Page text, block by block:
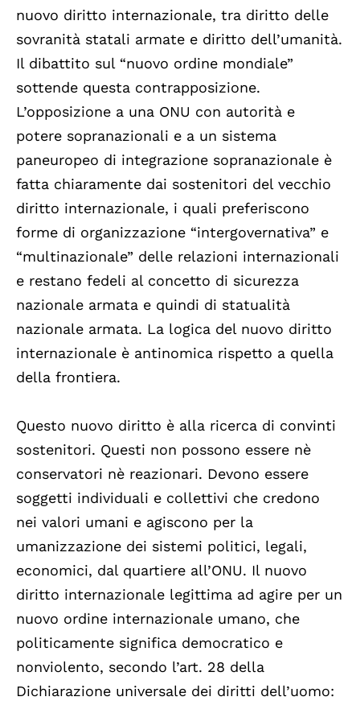
nuovo diritto internazionale, tra diritto delle
sovranità statali armate e diritto dell’umanità.
Il dibattito sul “nuovo ordine mondiale”
sottende questa contrapposizione.
L’opposizione a una ONU con autorità e
potere sopranazionali e a un sistema
paneuropeo di integrazione sopranazionale è
fatta chiaramente dai sostenitori del vecchio
diritto internazionale, i quali preferiscono
forme di organizzazione “intergovernativa” e
“multinazionale” delle relazioni internazionali
e restano fedeli al concetto di sicurezza
nazionale armata e quindi di statualità
nazionale armata. La logica del nuovo diritto
internazionale è antinomica rispetto a quella
della frontiera.
Questo nuovo diritto è alla ricerca di convinti
sostenitori. Questi non possono essere nè
conservatori nè reazionari. Devono essere
soggetti individuali e collettivi che credono
nei valori umani e agiscono per la
umanizzazione dei sistemi politici, legali,
economici, dal quartiere all’ONU. Il nuovo
diritto internazionale legittima ad agire per un
nuovo ordine internazionale umano, che
politicamente significa democratico e
nonviolento, secondo l’art. 28 della
Dichiarazione universale dei diritti dell’uomo: